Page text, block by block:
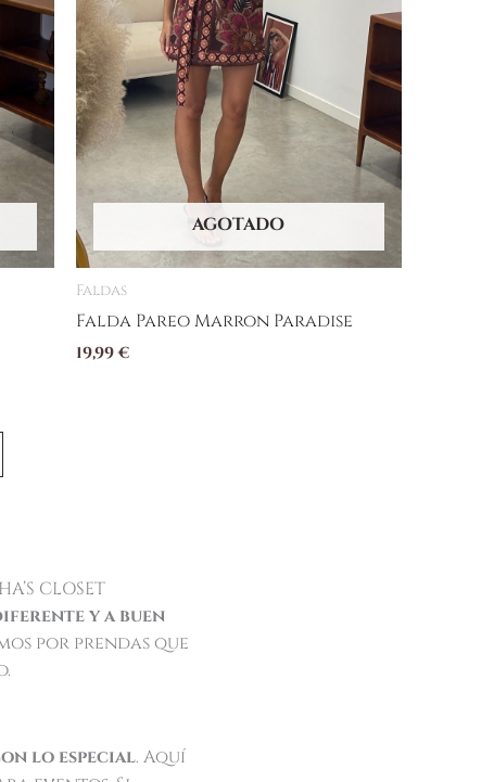
AGOTADO
Faldas
Falda Pareo Marron Paradise
19,99€
CLOSET
y a buen
por prendas que
lo especial. Aquí